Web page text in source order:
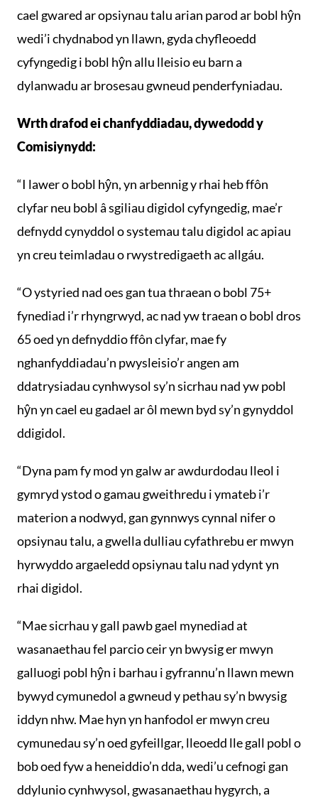
cael gwared ar opsiynau talu arian parod ar bobl hŷn
wedi’i chydnabod yn llawn, gyda chyfleoedd
cyfyngedig i bobl hŷn allu lleisio eu barn a
dylanwadu ar brosesau gwneud penderfyniadau.
Wrth drafod ei chanfyddiadau, dywedodd y
Comisiynydd:
“I lawer o bobl hŷn, yn arbennig y rhai heb ffôn
clyfar neu bobl â sgiliau digidol cyfyngedig, mae’r
defnydd cynyddol o systemau talu digidol ac apiau
yn creu teimladau o rwystredigaeth ac allgáu.
“O ystyried nad oes gan tua thraean o bobl 75+
fynediad i’r rhyngrwyd, ac nad yw traean o bobl dros
65 oed yn defnyddio ffôn clyfar, mae fy
nghanfyddiadau’n pwysleisio’r angen am
ddatrysiadau cynhwysol sy’n sicrhau nad yw pobl
hŷn yn cael eu gadael ar ôl mewn byd sy’n gynyddol
ddigidol.
“Dyna pam fy mod yn galw ar awdurdodau lleol i
gymryd ystod o gamau gweithredu i ymateb i’r
materion a nodwyd, gan gynnwys cynnal nifer o
opsiynau talu, a gwella dulliau cyfathrebu er mwyn
hyrwyddo argaeledd opsiynau talu nad ydynt yn
rhai digidol.
“Mae sicrhau y gall pawb gael mynediad at
wasanaethau fel parcio ceir yn bwysig er mwyn
galluogi pobl hŷn i barhau i gyfrannu’n llawn mewn
bywyd cymunedol a gwneud y pethau sy’n bwysig
iddyn nhw. Mae hyn yn hanfodol er mwyn creu
cymunedau sy’n oed gyfeillgar, lleoedd lle gall pobl o
bob oed fyw a heneiddio’n dda, wedi’u cefnogi gan
ddylunio cynhwysol, gwasanaethau hygyrch, a